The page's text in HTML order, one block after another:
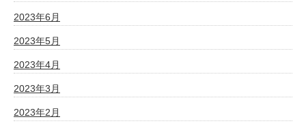
2023年6月
2023年5月
2023年4月
2023年3月
2023年2月